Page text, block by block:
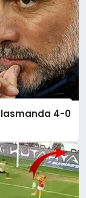
4-0